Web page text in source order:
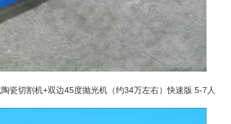
瓷切割机+双边45度抛光机（约34万左右）快速版 5-7人